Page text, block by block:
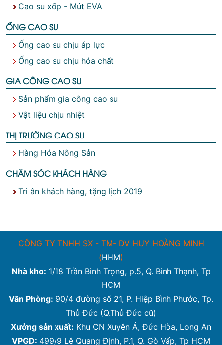
Cao su xốp - Mút EVA
ỐNG CAO SU
Ống cao su chịu áp lực
Ống cao su chịu hóa chất
GIA CÔNG CAO SU
Sản phẩm gia công cao su
Vật liệu chịu nhiệt
THỊ TRƯỜNG CAO SU
Hàng Hóa Nông Sản
CHĂM SÓC KHÁCH HÀNG
Tri ân khách hàng, tặng lịch 2019
CÔNG TY TNHH SX - TM- DV HUY HOÀNG MINH
(HHM)
Nhà kho: 1/18 Trần Bình Trọng, p.5, Q. Bình Thạnh, Tp
HCM
Văn Phòng: 90/4 đường số 21, P. Hiệp Bình Phước, Tp.
Thủ Đức (Q.Thủ Đức cũ)
Xưởng sản xuất: Khu CN Xuyên Á, Đức Hòa, Long An
VPGD: 499/9 Lê Quang Định, P.1, Q. Gò Vấp, Tp HCM